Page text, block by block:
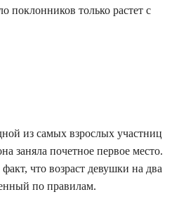
поклонников только растет с
из самых взрослых участниц
заняла почетное первое место.
что возраст девушки на два
по правилам.